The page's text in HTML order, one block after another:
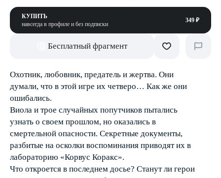
КУПИТЬ
навсегда в профиле и без подписки
349 ₽
Бесплатный фрагмент
Охотник, любовник, предатель и жертва. Они
думали, что в этой игре их четверо… Как же они
ошибались.
Виола и трое случайных попутчиков пытались
узнать о своем прошлом, но оказались в
смертельной опасности. Секретные документы,
разбитые на осколки воспоминания приводят их в
лабораторию «Корвус Коракс».
Что откроется в последнем досье? Станут ли герои